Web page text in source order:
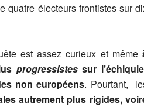
électeurs frontistes sur
est assez curieux et même
progressistessur
non européens. Pourtant,
autrement plus rigides,